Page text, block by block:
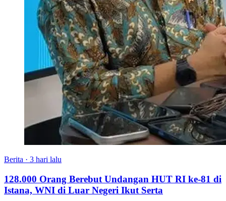
Berita · 3 hari lalu
128.000 Orang Berebut Undangan HUT RI ke-81 di
Istana, WNI di Luar Negeri Ikut Serta